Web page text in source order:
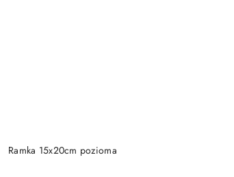
Ramka 15x20cm pozioma